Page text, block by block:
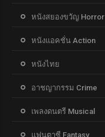
หนังสยองขวัญ Horror
หนังแอคชั่น Action
หนังไทย
อาชญากรรม Crime
เพลงดนตรี Musical
แฟนตาซี Fantasy